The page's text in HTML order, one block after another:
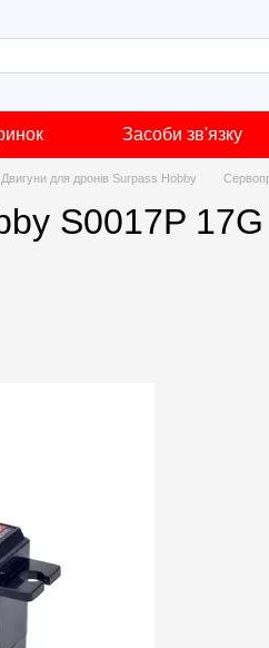
Засоби зв'язку
Двигуни для дронів Surpass Hobby
S0017P